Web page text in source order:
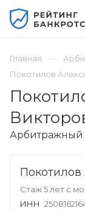
Главная
Покотилов
Стаж 5 лет с
ИНН